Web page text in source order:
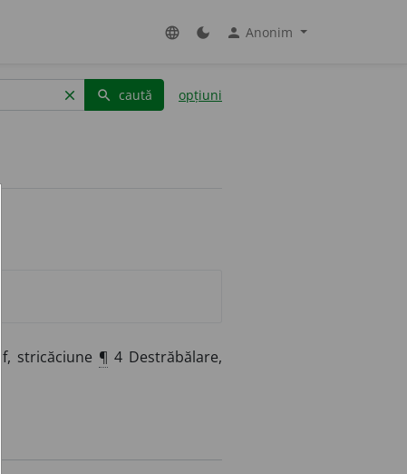
language dark_mode person Anonim
clear search caută opțiuni
stricăciune ¶ 4 Destrăbălare,